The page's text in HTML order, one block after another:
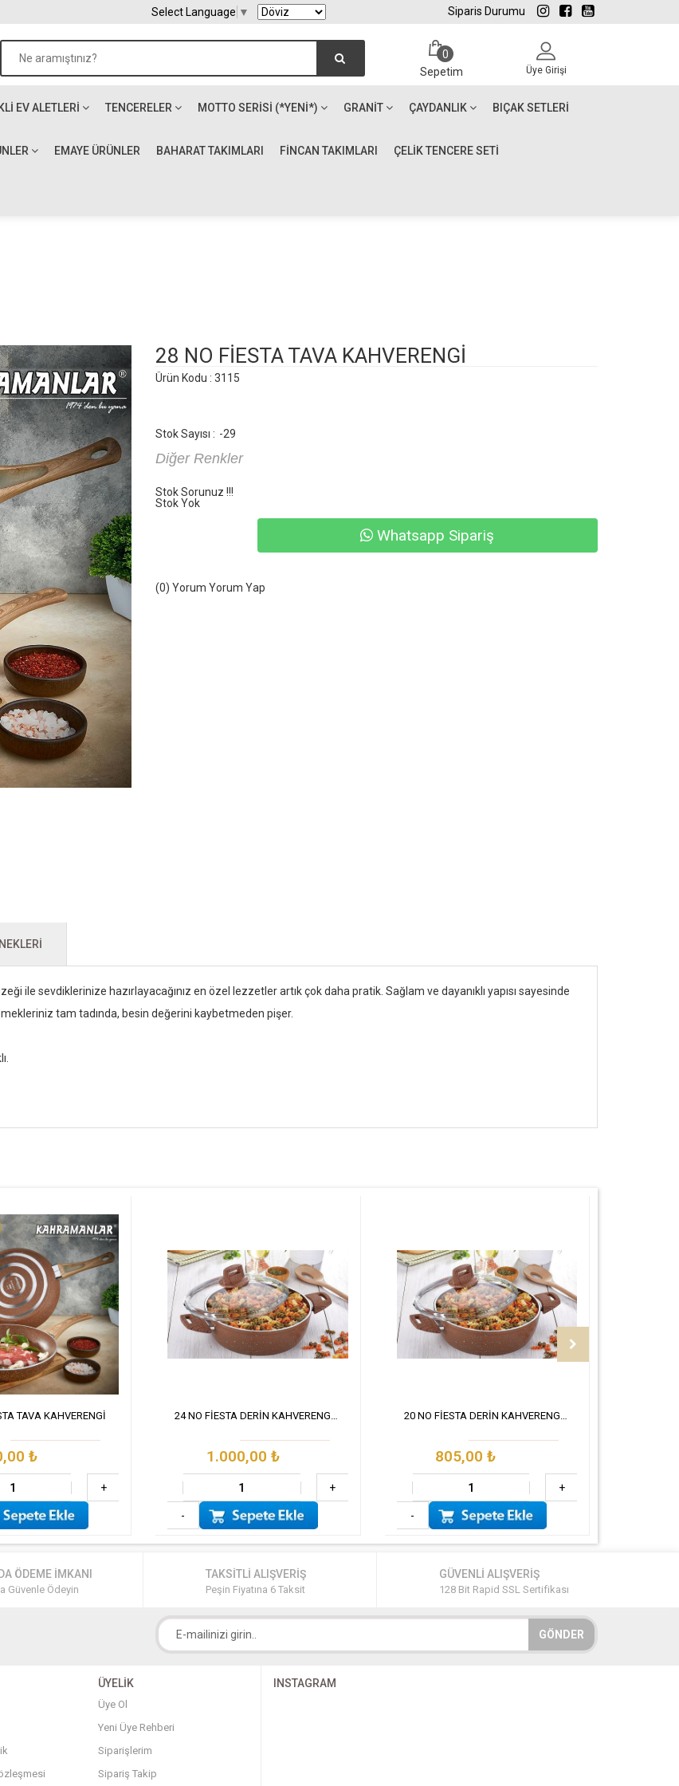
Siparis Durumu
Select Language ▼
0
Sepetim
Üye Girişi
EV ALETLERI TENCERELER MOTTO SERİSİ (*YENİ*) GRANIT ÇAYDANLIK BIÇAK SETLERI
EMAYE ÜRÜNLER BAHARAT TAKIMLARI FİNCAN TAKIMLARI ÇELİK TENCERE SETİ
28 NO FİESTA TAVA KAHVERENGİ
Ürün Kodu : 3115
Stok Sayısı : -29
Diğer Renkler
Stok Sorunuz !!!
Stok Yok
Whatsapp Sipariş
(0) Yorum Yorum Yap
ile sevdiklerinize hazırlayacağınız en özel lezzetler artık çok daha pratik. Sağlam ve dayanıklı yapısı sayesinde
tam tadında, besin değerini kaybetmeden pişer.
TAVA KAHVERENGİ
₺
+
24 NO FİESTA DERİN KAHVERENGİ TENCERE
1.000,00 ₺
+
-
20 NO FİESTA DERİN KAHVERENGİ TENCERE
805,00 ₺
+
-
ÖDEME İMKANI
Güvenle Ödeyin
TAKSİTLİ ALIŞVERİŞ
Peşin Fiyatına 6 Taksit
GÜVENLİ ALIŞVERİŞ
128 Bit Rapid SSL Sertifikası
GÖNDER
ÜYELİK
Üye Ol
Yeni Üye Rehberi
Siparişlerim
Sipariş Takip
INSTAGRAM